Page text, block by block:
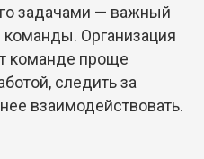
задачами — важный
Организация
команде проще
следить за
взаимодействовать.